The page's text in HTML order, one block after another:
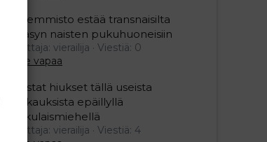
Vasemmisto estää transnaisilta
pääsyn naisten pukuhuoneisiin
Aloittaja: vierailija
Viestiä: 0
Aihe vapaa
Mustat hiukset tällä useista
raiskauksista epäillyllä
turkulaismiehellä
Aloittaja: vierailija
Viestiä: 4